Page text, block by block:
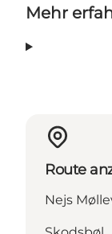
Mehr
Route
Nejs